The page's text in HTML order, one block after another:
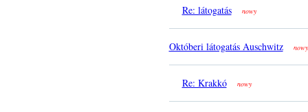
Re: látogatás nowy
Októberi látogatás Auschwitz nowy
Re: Krakkó nowy